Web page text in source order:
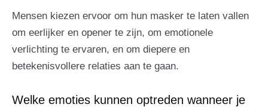
Mensen kiezen ervoor om hun masker te laten vallen
om eerlijker en opener te zijn, om emotionele
verlichting te ervaren, en om diepere en
betekenisvollere relaties aan te gaan.
Welke emoties kunnen optreden wanneer je